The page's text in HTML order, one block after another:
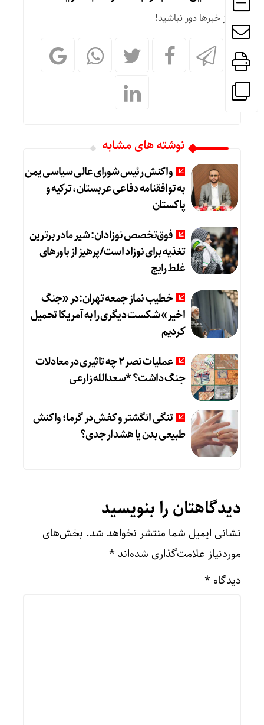
از خبرها دور نباشید!
نوشته های مشابه
واکنش رئیس شورای عالی سیاسی یمن
به توافقنامه دفاعی عربستان، ترکیه و
پاکستان
فوق‌تخصص نوزادان: شیر مادر برترین
تغذیه برای نوزاد است/پرهیز از باورهای
غلط رایج
خطیب نماز جمعه تهران:در «جنگ
اخیر» شکست دیگری را به آمریکا تحمیل
کردیم
عملیات نصر ۲ چه تاثیری در معادلات
جنگ داشت؟ *سعدالله زارعی
تنگی انگشتر و کفش در گرما؛ واکنش
طبیعی بدن یا هشدار جدی؟
دیدگاهتان را بنویسید
نشانی ایمیل شما منتشر نخواهد شد. بخش‌های
موردنیاز علامت‌گذاری شده‌اند *
دیدگاه *